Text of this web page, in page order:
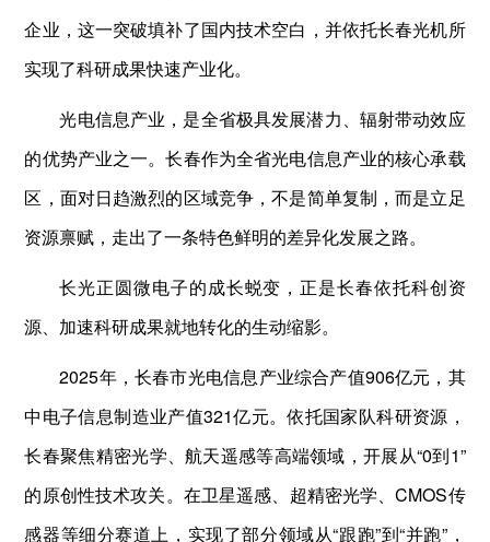
企业，这一突破填补了国内技术空白，并依托长春光机所
实现了科研成果快速产业化。
光电信息产业，是全省极具发展潜力、辐射带动效应
的优势产业之一。长春作为全省光电信息产业的核心承载
区，面对日趋激烈的区域竞争，不是简单复制，而是立足
资源禀赋，走出了一条特色鲜明的差异化发展之路。
长光正圆微电子的成长蜕变，正是长春依托科创资
源、加速科研成果就地转化的生动缩影。
2025年，长春市光电信息产业综合产值906亿元，其
中电子信息制造业产值321亿元。依托国家队科研资源，
长春聚焦精密光学、航天遥感等高端领域，开展从“0到1”
的原创性技术攻关。在卫星遥感、超精密光学、CMOS传
感器等细分赛道上，实现了部分领域从“跟跑”到“并跑”，